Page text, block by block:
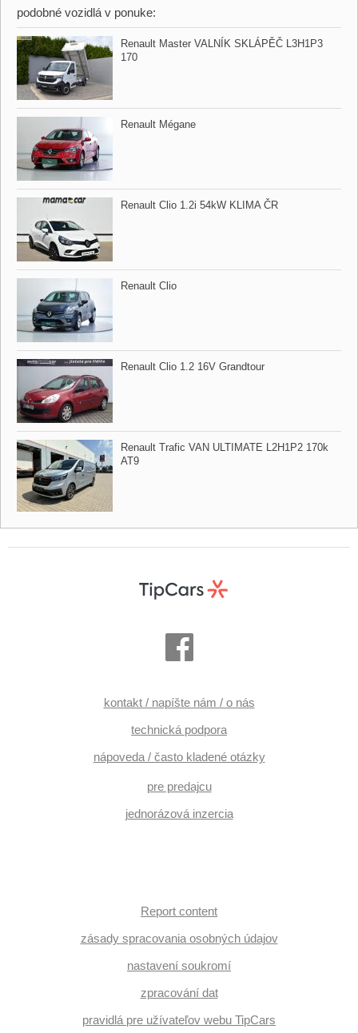
podobné vozidlá v ponuke:
Renault Master VALNÍK SKLÁPĚČ L3H1P3
170
Renault Mégane
Renault Clio 1.2i 54kW KLIMA ČR
Renault Clio
Renault Clio 1.2 16V Grandtour
Renault Trafic VAN ULTIMATE L2H1P2 170k
AT9
kontakt / napíšte nám / o nás
technická podpora
nápoveda / často kladené otázky
pre predajcu
jednorázová inzercia
Report content
zásady spracovania osobných údajov
nastavení soukromí
zpracování dat
pravidlá pre užívateľov webu TipCars